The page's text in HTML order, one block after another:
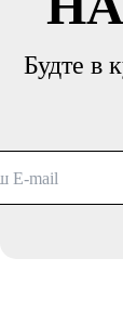
Будте в